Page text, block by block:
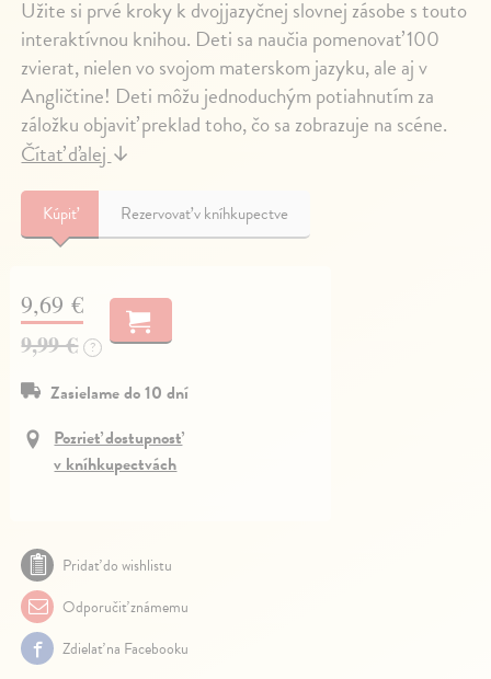
Užite si prvé kroky k dvojjazyčnej slovnej zásobe s touto
interaktívnou knihou. Deti sa naučia pomenovať 100
zvierat, nielen vo svojom materskom jazyku, ale aj v
Angličtine! Deti môžu jednoduchým potiahnutím za
záložku objaviť preklad toho, čo sa zobrazuje na scéne.
Čítať ďalej↓
Kúpiť Rezervovať v kníhkupectve
9,69 €
9,99 € ?
Zasielame do 10 dní
Pozrieť dostupnosť
v kníhkupectvách
Pridať do wishlistu
Odporučiť známemu
Zdielať na Facebooku